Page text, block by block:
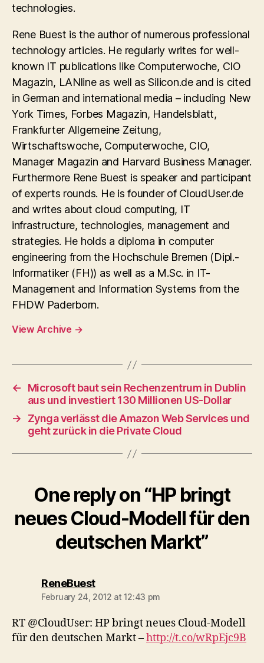
technologies.
Rene Buest is the author of numerous professional
technology articles. He regularly writes for well-
known IT publications like Computerwoche, CIO
Magazin, LANline as well as Silicon.de and is cited
in German and international media – including New
York Times, Forbes Magazin, Handelsblatt,
Frankfurter Allgemeine Zeitung,
Wirtschaftswoche, Computerwoche, CIO,
Manager Magazin and Harvard Business Manager.
Furthermore Rene Buest is speaker and participant
of experts rounds. He is founder of CloudUser.de
and writes about cloud computing, IT
infrastructure, technologies, management and
strategies. He holds a diploma in computer
engineering from the Hochschule Bremen (Dipl.-
Informatiker (FH)) as well as a M.Sc. in IT-
Management and Information Systems from the
FHDW Paderborn.
View Archive →
←
Microsoft baut sein Rechenzentrum in Dublin
aus und investiert 130 Millionen US-Dollar
→
Zynga verlässt die Amazon Web Services und
geht zurück in die Private Cloud
One reply on “HP bringt
neues Cloud-Modell für den
deutschen Markt”
ReneBuestsays:
February 24, 2012 at 12:43 pm
RT @CloudUser: HP bringt neues Cloud-Modell
für den deutschen Markt –http://t.co/wRpEjc9B